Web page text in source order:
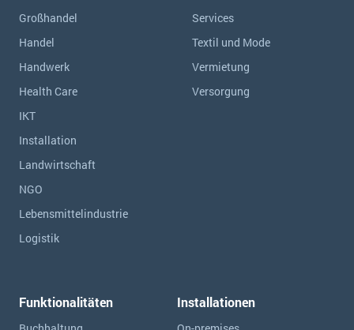
Großhandel
Handel
Handwerk
Health Care
IKT
Installation
Landwirtschaft
NGO
Lebensmittelindustrie
Logistik
Services
Textil und Mode
Vermietung
Versorgung
Funktionalitäten Installationen